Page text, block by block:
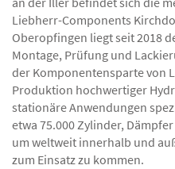
Liebherr-Components
Oberopfingen liegt seit 2018
Montage, Prüfung und
der Komponentensparte von
Produktion hochwertiger
stationäre Anwendungen
etwa 75.000 Zylinder,
um weltweit innerhalb und
zum Einsatz zu kommen.